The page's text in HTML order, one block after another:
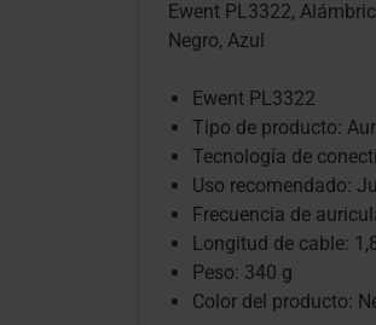
Ewent PL3322,
Negro, Azul
Ewent PL3322
Tipo de producto:
Tecnología de
Uso recomendado:
Frecuencia de
Longitud de cable:
Peso: 340 g
Color del producto: